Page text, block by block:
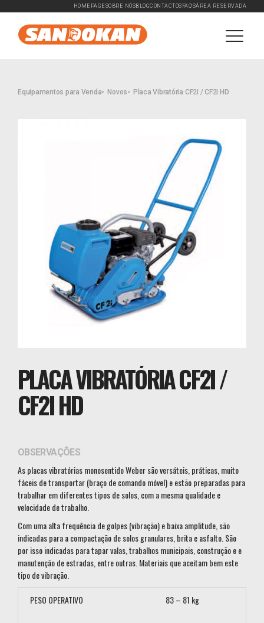
HOMEPAGE SOBRE NÓSBLOGCONTACTOS FAQ'SÁREA RESERVADA
Equipamentos para Venda Novos Placa Vibratória CF2I / CF2I HD
PLACA VIBRATÓRIA CF2I /
CF2I HD
OBSERVAÇÕES
As placas vibratórias monosentido Weber são versáteis, práticas, muito
fáceis de transportar (braço de comando móvel) e estão preparadas para
trabalhar em diferentes tipos de solos, com a mesma qualidade e
velocidade de trabalho.
Com uma alta frequência de golpes (vibração) e baixa amplitude, são
indicadas para a compactação de solos granulares, brita e asfalto. São
por isso indicadas para tapar valas, trabalhos municipais, construção e e
manutenção de estradas, entre outras. Materiais que aceitam bem este
tipo de vibração.
PESO OPERATIVO
83 – 81 kg